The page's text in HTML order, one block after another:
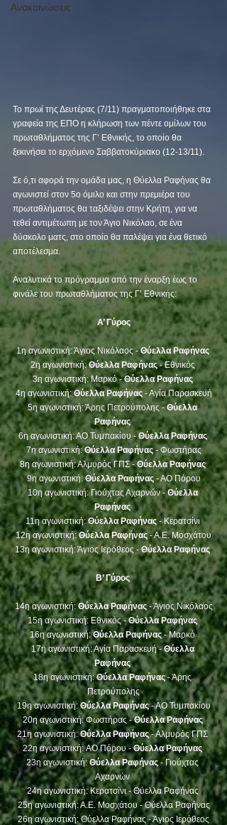
Ανακοινώσεις
Το πρωί της Δευτέρας (7/11) πραγματοποιήθηκε στα
γραφεία της ΕΠΟ η κλήρωση των πέντε ομίλων του
πρωταθλήματος της Γ’ Εθνικής, το οποίο θα
ξεκινήσει το ερχόμενο Σαββατοκύριακο (12-13/11).
Σε ό,τι αφορά την ομάδα μας, η Θύελλα Ραφήνας θα
αγωνιστεί στον 5ο όμιλο και στην πρεμιέρα του
πρωταθλήματος θα ταξιδέψει στην Κρήτη, για να
τεθεί αντιμέτωπη με τον Άγιο Νικόλαο, σε ένα
δύσκολο ματς, στο οποίο θα παλέψει για ένα θετικό
αποτέλεσμα.
Αναλυτικά το πρόγραμμα από την έναρξη έως το
φινάλε του πρωταθλήματος της Γ’ Εθνικής:
Α’ Γύρος
1η αγωνιστική: Άγιος Νικόλαος - Θύελλα Ραφήνας
2η αγωνιστική: Θύελλα Ραφήνας - Εθνικός
3η αγωνιστική: Μαρκό - Θύελλα Ραφήνας
4η αγωνιστική: Θύελλα Ραφήνας - Αγία Παρασκευή
5η αγωνιστική: Άρης Πετρούπολης - Θύελλα
Ραφήνας
6η αγωνιστική: ΑΟ Τυμπακίου - Θύελλα Ραφήνας
7η αγωνιστική: Θύελλα Ραφήνας - Φωστήρας
8η αγωνιστική: Αλμυρός ΓΠΣ - Θύελλα Ραφήνας
9η αγωνιστική: Θύελλα Ραφήνας - ΑΟ Πόρου
10η αγωνιστική: Γιούχτας Αχαρνών - Θύελλα
Ραφήνας
11η αγωνιστική: Θύελλα Ραφήνας - Κερατσίνι
12η αγωνιστική: Θύελλα Ραφήνας - Α.Ε. Μοσχάτου
13η αγωνιστική: Άγιος Ιερόθεος - Θύελλα Ραφήνας
Β’ Γύρος
14η αγωνιστική: Θύελλα Ραφήνας - Άγιος Νικόλαος
15η αγωνιστική: Εθνικός - Θύελλα Ραφήνας
16η αγωνιστική: Θύελλα Ραφήνας - Μαρκό
17η αγωνιστική: Αγία Παρασκευή - Θύελλα
Ραφήνας
18η αγωνιστική: Θύελλα Ραφήνας - Άρης
Πετρούπολης
19η αγωνιστική: Θύελλα Ραφήνας - ΑΟ Τυμπακίου
20η αγωνιστική: Φωστήρας - Θύελλα Ραφήνας
21η αγωνιστική: Θύελλα Ραφήνας - Αλμυρός ΓΠΣ
22η αγωνιστική: AO Πόρου - Θύελλα Ραφήνας
23η αγωνιστική: Θύελλα Ραφήνας - Γιούχτας
Αχαρνών
24η αγωνιστική: Κερατσίνι - Θύελλα Ραφήνας
25η αγωνιστική: Α.Ε. Μοσχάτου - Θύελλα Ραφήνας
26η αγωνιστική: Θύελλα Ραφήνας - Άγιος Ιερόθεος